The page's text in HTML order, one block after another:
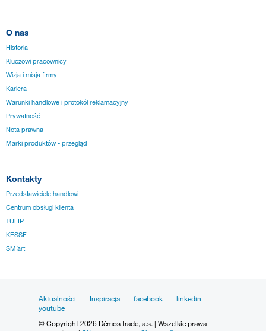
O nas
Historia
Kluczowi pracownicy
Wizja i misja firmy
Kariera
Warunki handlowe i protokół reklamacyjny
Prywatność
Nota prawna
Marki produktów - przegląd
Kontakty
Przedstawiciele handlowi
Centrum obsługi klienta
TULIP
KESSE
SM´art
Aktualności Inspiracja facebook
linkedin
youtube
© Copyright 2026 Démos trade, a.s. | Wszelkie prawa